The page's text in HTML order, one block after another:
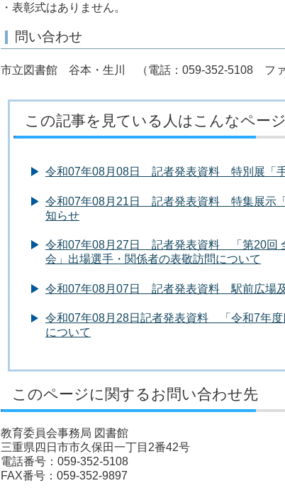
・表彰式はありません。
問い合わせ
市立図書館 谷本・生川 （電話：059-352-5108 ファ
この記事を見ている人はこんなペー
令和07年08月08日 記者発表資料 特別展「
令和07年08月21日 記者発表資料 特集展示
知らせ
令和07年08月27日 記者発表資料 「第20回
会」出場選手・関係者の表敬訪問について
令和07年08月07日 記者発表資料 駅前広場
令和07年08月28日記者発表資料 「令和7年
について
このページに関するお問い合わせ先
教育委員会事務局 図書館
三重県四日市市久保田一丁目2番42号
電話番号：059-352-5108
FAX番号：059-352-9897